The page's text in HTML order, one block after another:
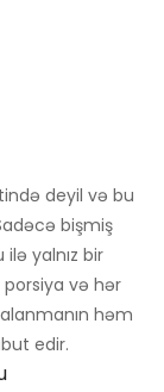
deyil və bu
bişmiş
yalnız bir
və hər
həm
edir.